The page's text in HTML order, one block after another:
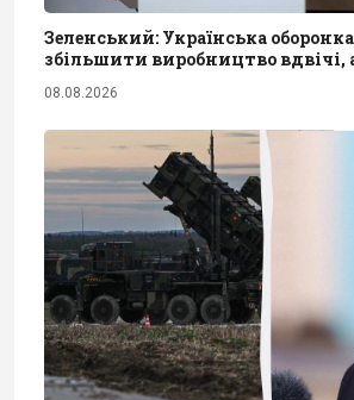
Зеленський: Українська
збільшити виробництво вдвічі,
08.08.2026